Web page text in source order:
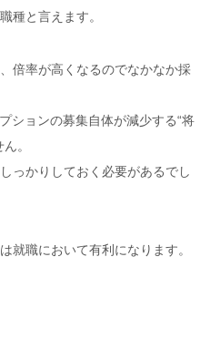
種と言えます。
倍率が高くなるのでなかなか採
ションの募集自体が減少する“将
。
っかりしておく必要があるでし
就職において有利になります。